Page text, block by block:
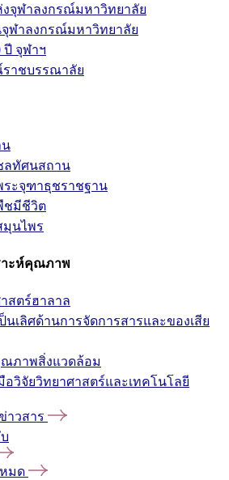
จุฬาลงกรณ์มหาวิทยาลัย
ฬาลงกรณ์มหาวิทยาลัย
ปี จุฬาฯ
าชบรรณาลัย
น
ทัศนสถาน
ะจุฑาธุชราชฐาน
มีชีวิต
นไพร
าะห์คุณภาพ
สตร์ฮาลาล
นเลิศด้านการจัดการสารและของเสีย
ภาพสิ่งแวดล้อม
อวิจัยวิทยาศาสตร์และเทคโนโลยี
าวสาร
มด